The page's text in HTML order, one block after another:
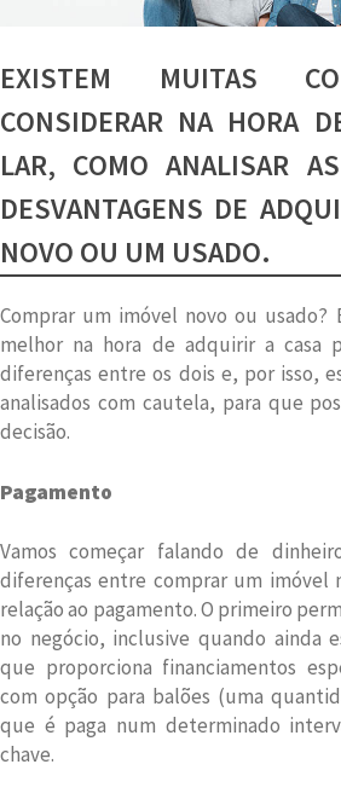
EXISTEM MUITAS
CONSIDERAR NA HORA
LAR, COMO ANALISAR
DESVANTAGENS DE
NOVO OU UM USADO.
Comprar um imóvel novo ou usado?
melhor na hora de adquirir a casa
diferenças entre os dois e, por isso,
analisados com cautela, para que
decisão.
Pagamento
Vamos começar falando de
diferenças entre comprar um imóvel
relação ao pagamento. O primeiro
no negócio, inclusive quando ainda
que proporciona financiamentos
com opção para balões (uma
que é paga num determinado
chave.